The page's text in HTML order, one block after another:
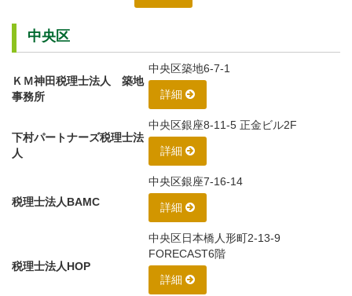
中央区
ＫＭ神田税理士法人 築地
事務所
中央区築地6-7-1
詳細
下村パートナーズ税理士法
人
中央区銀座8-11-5 正金ビル2F
詳細
税理士法人BAMC
中央区銀座7-16-14
詳細
税理士法人HOP
中央区日本橋人形町2-13-9
FORECAST6階
詳細